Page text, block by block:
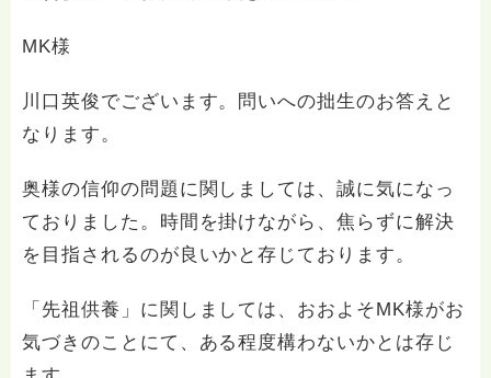
MK様
川口英俊でございます。問いへの拙生のお答えと
なります。
奥様の信仰の問題に関しましては、誠に気になっ
ておりました。時間を掛けながら、焦らずに解決
を目指されるのが良いかと存じております。
「先祖供養」に関しましては、おおよそMK様がお
気づきのことにて、ある程度構わないかとは存じ